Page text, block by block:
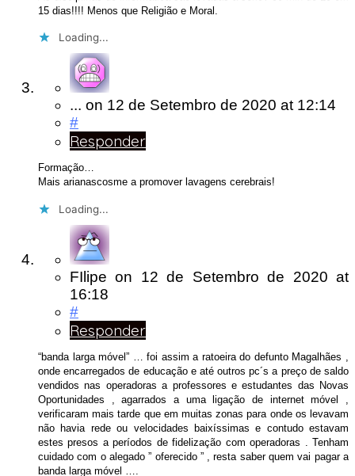
15 dias!!!! Menos que Religião e Moral.
Loading...
... on 12 de Setembro de 2020 at 12:14
#
Responder
Formação…
Mais arianascosme a promover lavagens cerebrais!
Loading...
FIlipe on 12 de Setembro de 2020at
16:18
#
Responder
“banda larga móvel” … foi assim a ratoeira do defunto Magalhães ,
onde encarregados de educação e até outros pc´s a preço de saldo
vendidos nas operadoras a professores e estudantes das Novas
Oportunidades , agarrados a uma ligação de internet móvel ,
verificaram mais tarde que em muitas zonas para onde os levavam
não havia rede ou velocidades baixíssimas e contudo estavam
estes presos a períodos de fidelização com operadoras . Tenham
cuidado com o alegado ” oferecido ” , resta saber quem vai pagar a
banda larga móvel ….